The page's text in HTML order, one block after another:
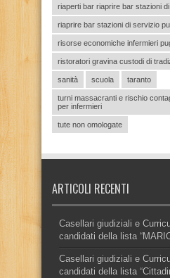
riaperti bar riaprire bar stazioni
riaprire bar stazioni di servizio
risorse economiche infermieri
ristoratori gravina custodi di
sanità scuola taranto
turni massacranti e rischio
per infermieri
tute non omologate
ARTICOLI RECENTI
Casellari giudiziali e
candidati della lista
Casellari giudiziali e
candidati della lista